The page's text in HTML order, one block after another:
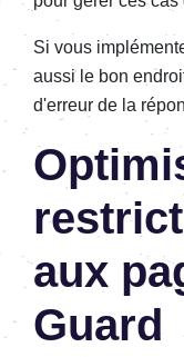
Si vous
aussi le bon
d'erreur de la
aux
Guard